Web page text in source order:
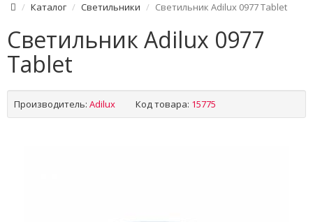
Каталог Светильники Светильник Adilux 0977 Tablet
Светильник Adilux 0977
Tablet
Производитель: Adilux Код товара: 15775